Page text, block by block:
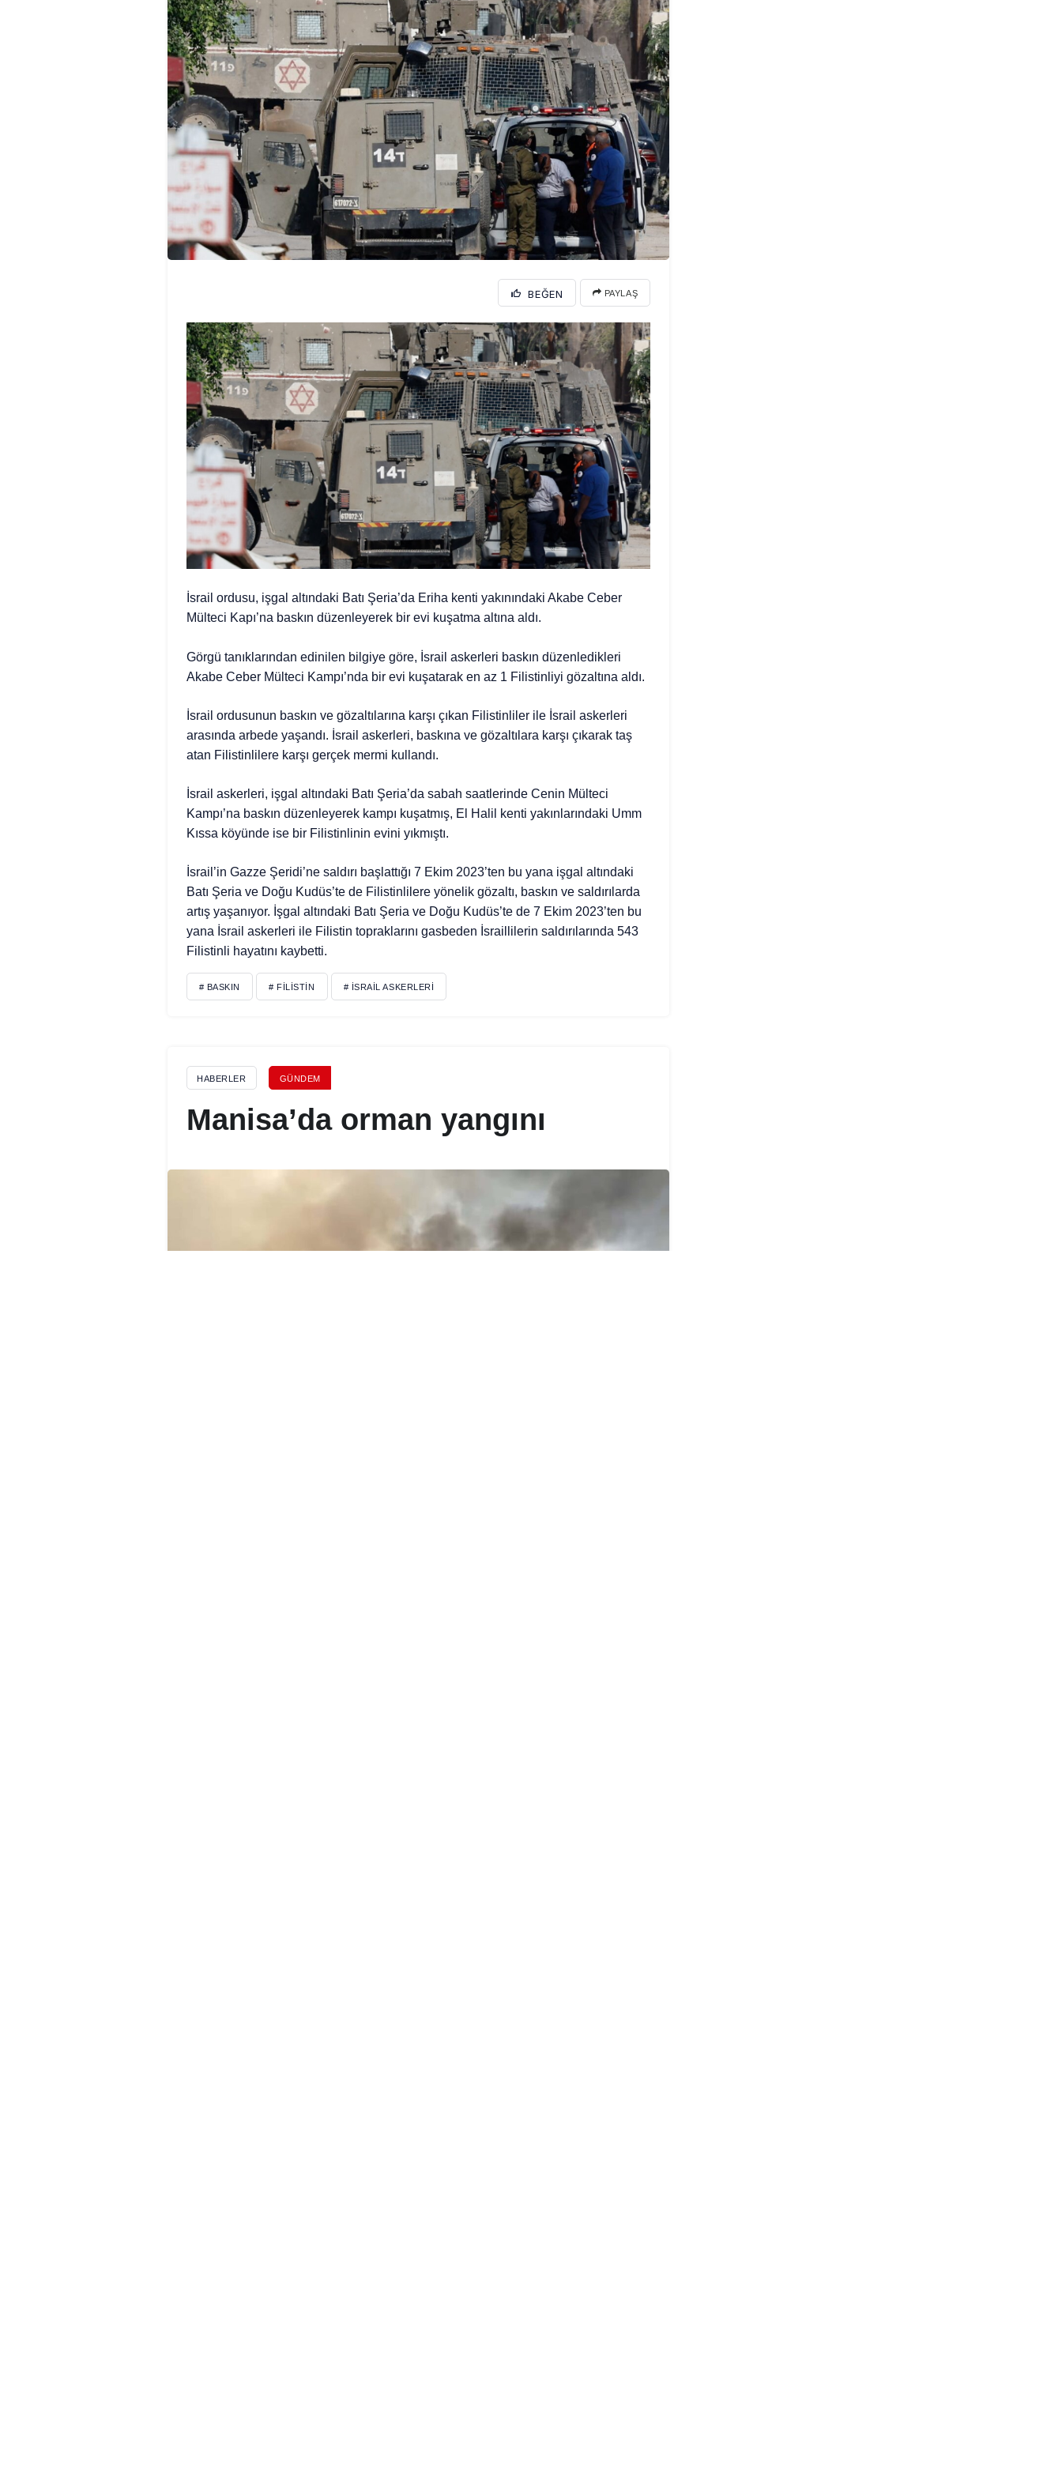
BEĞEN PAYLAŞ
İsrail ordusu, işgal altındaki Batı Şeria’da Eriha kenti yakınındaki Akabe Ceber
Mülteci Kapı’na baskın düzenleyerek bir evi kuşatma altına aldı.
Görgü tanıklarından edinilen bilgiye göre, İsrail askerleri baskın düzenledikleri
Akabe Ceber Mülteci Kampı’nda bir evi kuşatarak en az 1 Filistinliyi gözaltına aldı.
İsrail ordusunun baskın ve gözaltılarına karşı çıkan Filistinliler ile İsrail askerleri
arasında arbede yaşandı. İsrail askerleri, baskına ve gözaltılara karşı çıkarak taş
atan Filistinlilere karşı gerçek mermi kullandı.
İsrail askerleri, işgal altındaki Batı Şeria’da sabah saatlerinde Cenin Mülteci
Kampı’na baskın düzenleyerek kampı kuşatmış, El Halil kenti yakınlarındaki Umm
Kıssa köyünde ise bir Filistinlinin evini yıkmıştı.
İsrail’in Gazze Şeridi’ne saldırı başlattığı 7 Ekim 2023’ten bu yana işgal altındaki
Batı Şeria ve Doğu Kudüs’te de Filistinlilere yönelik gözaltı, baskın ve saldırılarda
artış yaşanıyor. İşgal altındaki Batı Şeria ve Doğu Kudüs’te de 7 Ekim 2023’ten bu
yana İsrail askerleri ile Filistin topraklarını gasbeden İsraillilerin saldırılarında 543
Filistinli hayatını kaybetti.
# BASKIN # FILISTIN # İSRAIL ASKERLERI
HABERLER GÜNDEM
Manisa’da orman yangını